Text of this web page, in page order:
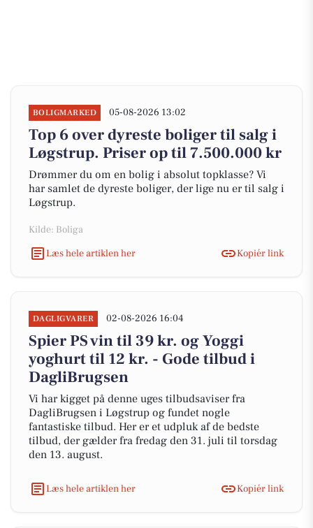
BOLIGMARKED 05-08-2026 13:02
Top 6 over dyreste boliger til salg i
Løgstrup. Priser op til 7.500.000 kr
Drømmer du om en bolig i absolut topklasse? Vi
har samlet de dyreste boliger, der lige nu er til salg i
Løgstrup.
Kilde: Boliga
Læs hele artiklen her
Kopiér link
DAGLIGVARER 02-08-2026 16:04
Spier PS vin til 39 kr. og Yoggi
yoghurt til 12 kr. - Gode tilbud i
DagliBrugsen
Vi har kigget på denne uges tilbudsaviser fra
DagliBrugsen i Løgstrup og fundet nogle
fantastiske tilbud. Her er et udpluk af de bedste
tilbud, der gælder fra fredag den 31. juli til torsdag
den 13. august.
Læs hele artiklen her Kopiér link